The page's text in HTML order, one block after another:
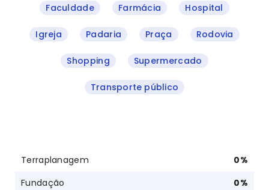
Faculdade Farmácia Hospital
Igreja Padaria Praça Rodovia
Shopping Supermercado
Transporte público
Terraplanagem 0%
Fundação
0%